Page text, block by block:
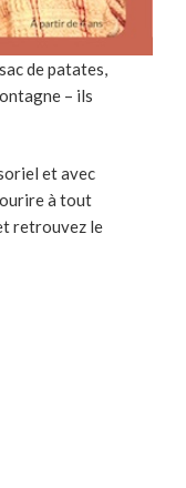
de patates,
– ils
et avec
à tout
retrouvez le